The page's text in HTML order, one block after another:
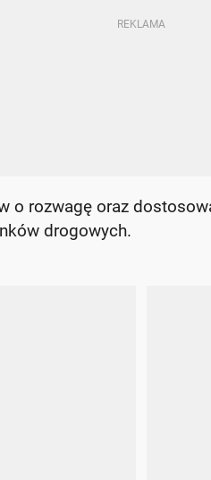
o rozwagę oraz
drogowych.